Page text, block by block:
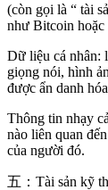
(còn gọi là “ tài
như Bitcoin hoặc
Dữ liệu cá nhân:
giọng nói, hình
được ẩn danh
Thông tin nhạy
nào liên quan
của người đó.
五：Tài sản kỹ